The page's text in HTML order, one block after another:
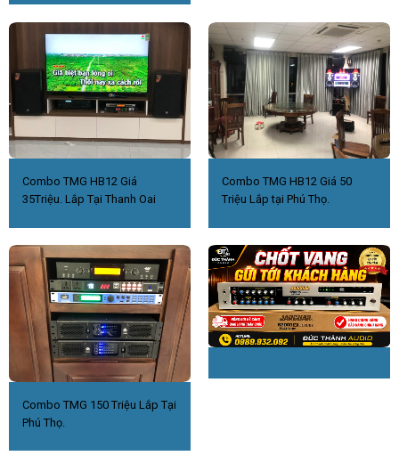
Combo TMG HB12 Giá
35Triệu. Lắp Tại Thanh Oai
Combo TMG HB12 Giá 50
Triệu Lắp tại Phú Thọ.
Combo TMG 150 Triệu Lắp Tại
Phú Thọ.